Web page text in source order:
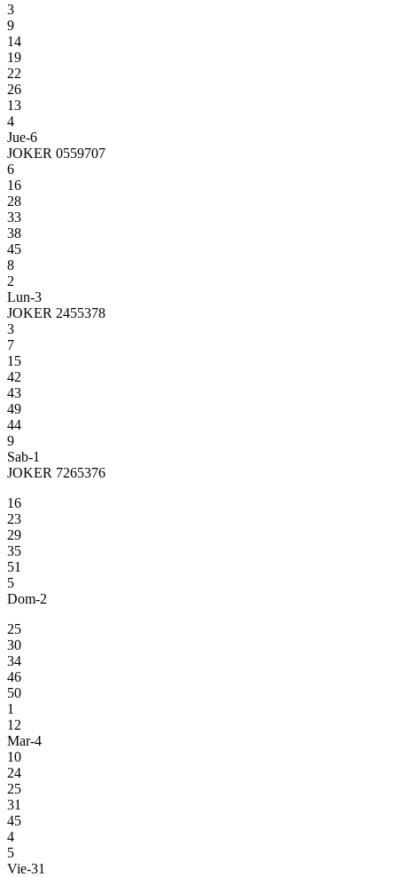
3
9
14
19
22
26
13
4
Jue-6
JOKER 0559707
6
16
28
33
38
45
8
2
Lun-3
JOKER 2455378
3
7
15
42
43
49
44
9
Sab-1
JOKER 7265376
16
23
29
35
51
5
Dom-2
25
30
34
46
50
1
12
Mar-4
10
24
25
31
45
4
5
Vie-31